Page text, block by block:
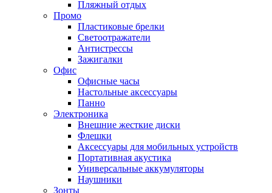
Пляжный отдых
Промо
Пластиковые брелки
Светоотражатели
Антистрессы
Зажигалки
Офис
Офисные часы
Настольные аксессуары
Панно
Электроника
Внешние жесткие диски
Флешки
Аксессуары для мобильных устройств
Портативная акустика
Универсальные аккумуляторы
Наушники
Зонты